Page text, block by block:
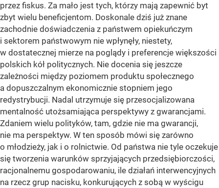
przez fiskus. Za mało jest tych, którzy mają zapewnić byt
zbyt wielu beneficjentom. Doskonale dziś już znane
zachodnie doświadczenia z państwem opiekuńczym
i sektorem państwowym nie wpłynęły, niestety,
w dostatecznej mierze na poglądy i preferencje większości
polskich kół politycznych. Nie docenia się jeszcze
zależności między poziomem produktu społecznego
a dopuszczalnym ekonomicznie stopniem jego
redystrybucji. Nadal utrzymuje się przesocjalizowana
mentalność utożsamiająca perspektywy z gwarancjami.
Zdaniem wielu polityków, tam, gdzie nie ma gwarancji,
nie ma perspektyw. W ten sposób mówi się zarówno
o młodzieży, jak i o rolnictwie. Od państwa nie tyle oczekuje
się tworzenia warunków sprzyjających przedsiębiorczości,
racjonalnemu gospodarowaniu, ile działań interwencyjnych
na rzecz grup nacisku, konkurujących z sobą w wyścigu